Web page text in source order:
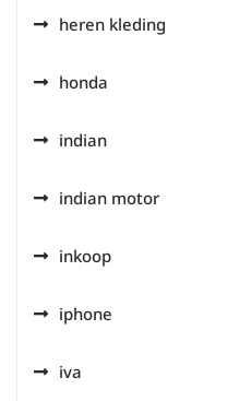
heren kleding
honda
indian
indian motor
inkoop
iphone
iva